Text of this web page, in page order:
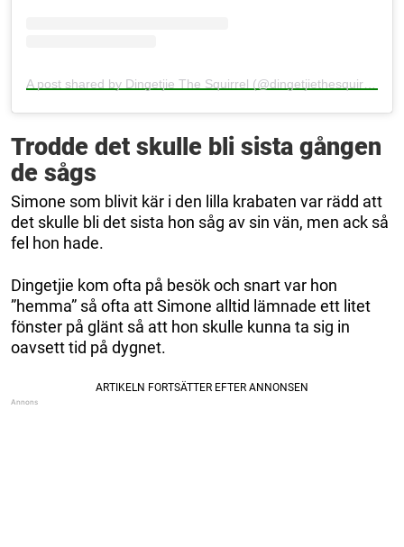
A post shared by Dingetjie The Squirrel (@dingetjiethesquirrel)
Trodde det skulle bli sista gången
de sågs
Simone som blivit kär i den lilla krabaten var rädd att
det skulle bli det sista hon såg av sin vän, men ack så
fel hon hade.
Dingetjie kom ofta på besök och snart var hon
”hemma” så ofta att Simone alltid lämnade ett litet
fönster på glänt så att hon skulle kunna ta sig in
oavsett tid på dygnet.